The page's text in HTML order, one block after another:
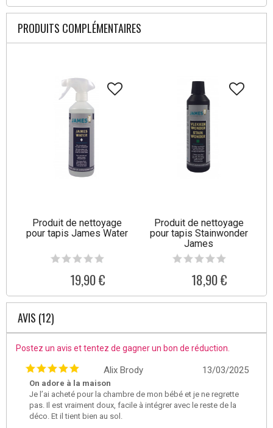
PRODUITS COMPLÉMENTAIRES
Produit de nettoyage
pour tapis James Water
19,90 €
Produit de nettoyage
pour tapis Stainwonder
James
18,90 €
AVIS (12)
Postez un avis et tentez de gagner un bon de réduction.
13/03/2025
Alix Brody
On adore à la maison
Je l’ai acheté pour la chambre de mon bébé et je ne regrette
pas. Il est vraiment doux, facile à intégrer avec le reste de la
déco. Et il tient bien au sol.